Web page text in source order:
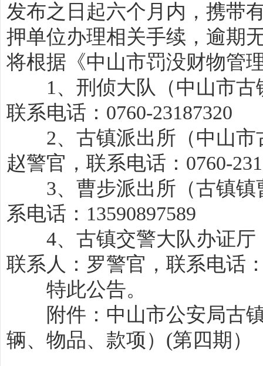
发布之日起六个月内，携带
押单位办理相关手续，逾期
将根据《中山市罚没财物管
1、刑侦大队（中山市古
联系电话：0760-23187320
2、古镇派出所（中山市
赵警官，联系电话：0760-
3、曹步派出所（古镇镇
系电话：13590897589
4、古镇交警大队办证厅
联系人：罗警官，联系电话
特此公告。
附件：中山市公安局古镇
辆、物品、款项）(第四期）